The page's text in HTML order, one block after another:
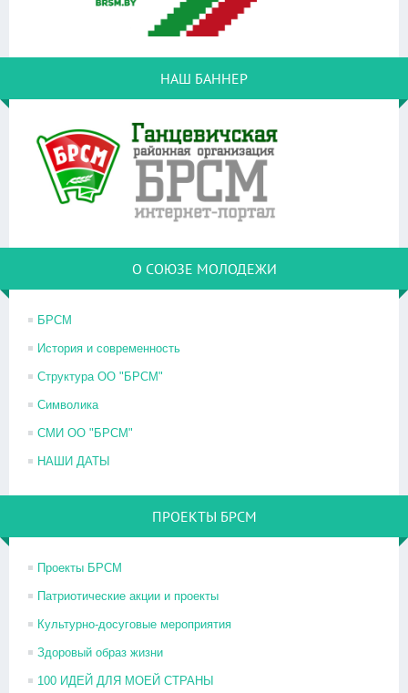
НАШ БАННЕР
О СОЮЗЕ МОЛОДЕЖИ
БРСМ
История и современность
Структура ОО "БРСМ"
Символика
СМИ ОО "БРСМ"
НАШИ ДАТЫ
ПРОЕКТЫ БРСМ
Проекты БРСМ
Патриотические акции и проекты
Культурно-досуговые мероприятия
Здоровый образ жизни
100 ИДЕЙ ДЛЯ МОЕЙ СТРАНЫ